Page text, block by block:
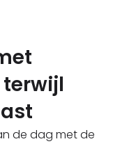
de dag met de